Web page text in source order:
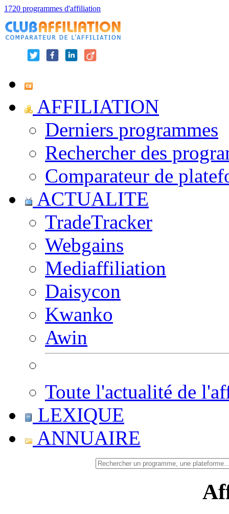
1720 programmes d'affiliation
AFFILIATION
Derniers programmes
Rechercher des
Comparateur de
ACTUALITE
TradeTracker
Webgains
Mediaffiliation
Daisycon
Kwanko
Awin
Toute l'actualité de
LEXIQUE
ANNUAIRE